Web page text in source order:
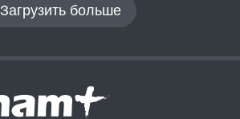
Загрузить больше